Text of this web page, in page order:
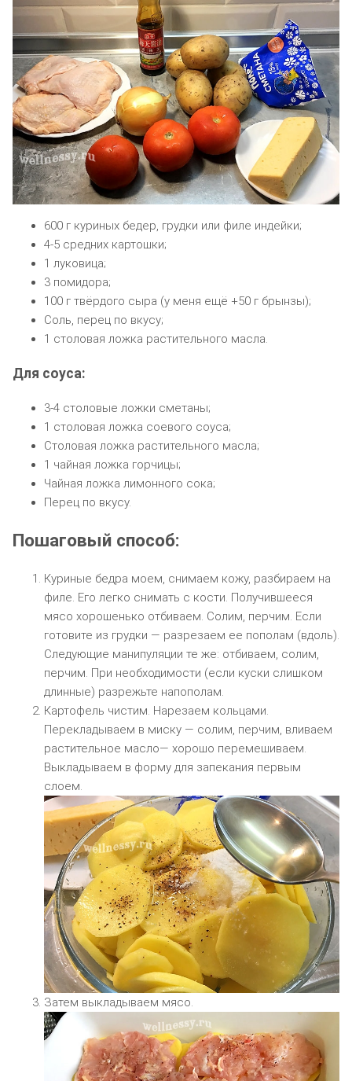
600 г куриных бедер, грудки или филе индейки;
4-5 средних картошки;
1 луковица;
3 помидора;
100 г твёрдого сыра (у меня ещё +50 г брынзы);
Соль, перец по вкусу;
1 столовая ложка растительного масла.
Для соуса:
3-4 столовые ложки сметаны;
1 столовая ложка соевого соуса;
Столовая ложка растительного масла;
1 чайная ложка горчицы;
Чайная ложка лимонного сока;
Перец по вкусу.
Пошаговый способ:
Куриные бедра моем, снимаем кожу, разбираем на
филе. Его легко снимать с кости. Получившееся
мясо хорошенько отбиваем. Солим, перчим. Если
готовите из грудки — разрезаем ее пополам (вдоль).
Следующие манипуляции те же: отбиваем, солим,
перчим. При необходимости (если куски слишком
длинные) разрежьте напополам.
Картофель чистим. Нарезаем кольцами.
Перекладываем в миску — солим, перчим, вливаем
растительное масло— хорошо перемешиваем.
Выкладываем в форму для запекания первым
слоем.
Затем выкладываем мясо.